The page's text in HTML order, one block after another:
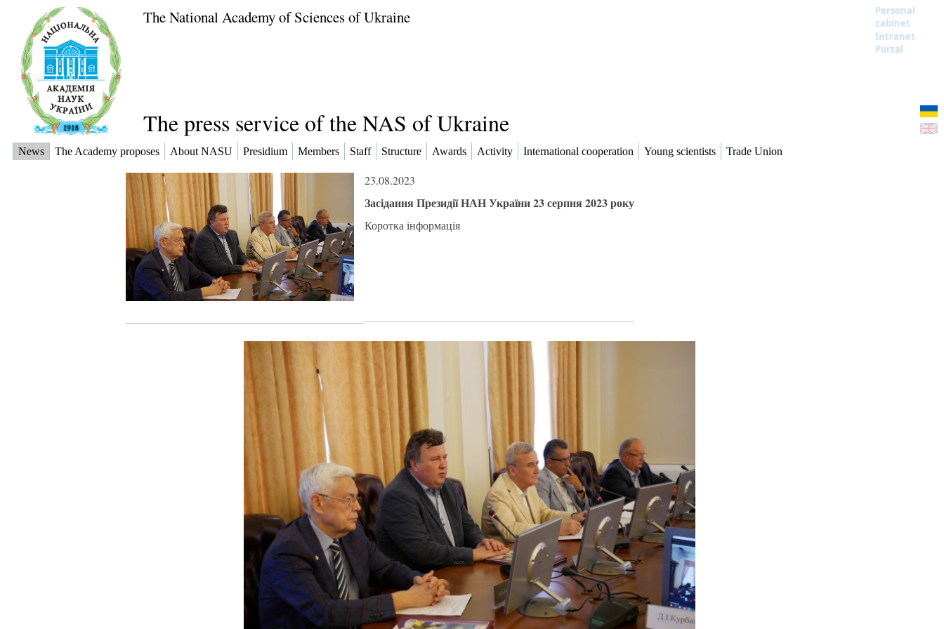
The National Academy of Sciences of Ukraine
Personal
cabinet
Intranet
Portal
The press service of the NAS of Ukraine
News The Academy proposes About NASU Presidium Members Staff Structure Awards Activity International cooperation Young scientists Trade Union
23.08.2023
Засідання Президії НАН України 23 серпня 2023 року
Коротка інформація